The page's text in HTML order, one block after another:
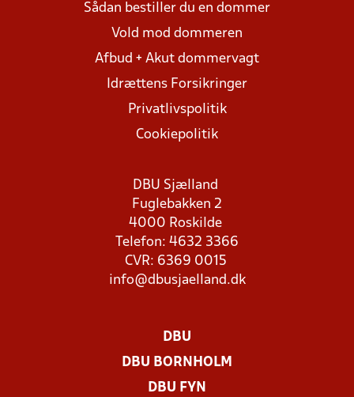
Sådan bestiller du en dommer
Vold mod dommeren
Afbud + Akut dommervagt
Idrættens Forsikringer
Privatlivspolitik
Cookiepolitik
DBU Sjælland
Fuglebakken 2
4000 Roskilde
Telefon: 4632 3366
CVR: 6369 0015
info@dbusjaelland.dk
DBU
DBU BORNHOLM
DBU FYN